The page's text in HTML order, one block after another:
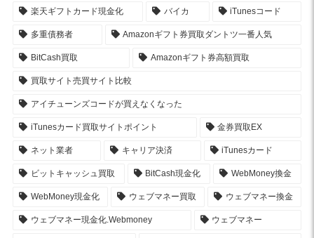
楽天ギフトカード現金化 バイカ iTunesコード
多重債務者 Amazonギフト券買取ダントツ一番人気
BitCash買取 Amazonギフト券高額買取
買取サイト売買サイト比較
アイチューンズコードが買えなくなった
iTunesカード買取サイトポイント 金券買取EX
ネット業者 キャリア決済 iTunesカード
ビットキャッシュ買取 BitCash現金化 WebMoney換金
WebMoney現金化 ウェブマネー買取 ウェブマネー換金
ウェブマネー現金化.Webmoney ウェブマネー